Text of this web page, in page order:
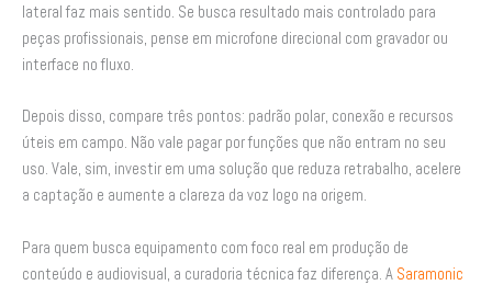
lateral faz mais sentido. Se busca resultado mais controlado para
peças profissionais, pense em microfone direcional com gravador ou
interface no fluxo.
Depois disso, compare três pontos: padrão polar, conexão e recursos
úteis em campo. Não vale pagar por funções que não entram no seu
uso. Vale, sim, investir em uma solução que reduza retrabalho, acelere
a captação e aumente a clareza da voz logo na origem.
Para quem busca equipamento com foco real em produção de
conteúdo e audiovisual, a curadoria técnica faz diferença. A Saramonic